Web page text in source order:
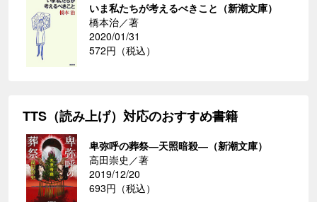
いま私たちが考えるべきこと（新潮文庫）
橋本治／著
2020/01/31
572円（税込）
TTS（読み上げ）対応のおすすめ書籍
卑弥呼の葬祭―天照暗殺―（新潮文庫）
高田崇史／著
2019/12/20
693円（税込）